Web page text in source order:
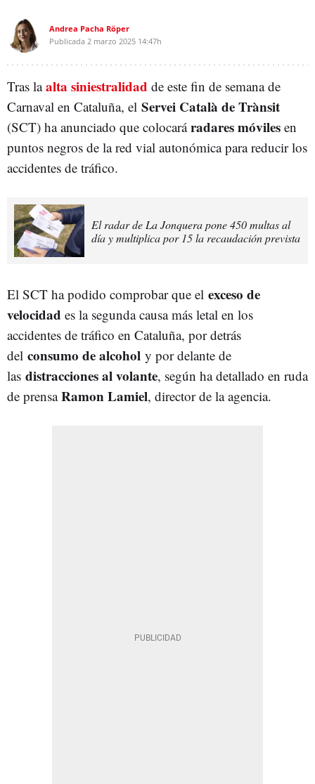
Andrea Pacha Röper
Publicada 2 marzo 2025 14:47h
Tras laalta siniestralidad de este fin de semana de
Carnaval en Cataluña, el Servei Català de Trànsit
(SCT) ha anunciado que colocaráradares móviles en
puntos negros de la red vial autonómica para reducir los
accidentes de tráfico.
El radar de La Jonquera pone 450 multas al
día y multiplica por 15 la recaudación prevista
El SCT ha podido comprobar que el exceso de
velocidad es la segunda causa más letal en los
accidentes de tráfico en Cataluña, por detrás
del consumo de alcohol y por delante de
las distracciones al volante, según ha detallado en ruda
de prensaRamon Lamiel, director de la agencia.